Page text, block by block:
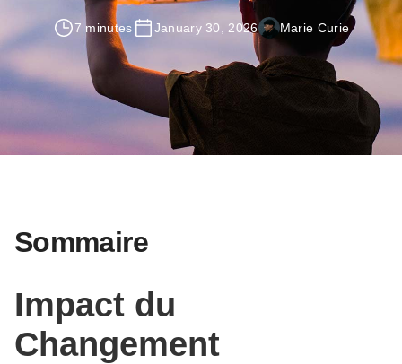
7 minutes January 30, 2026 Marie Curie
Sommaire
Impact du
Changement